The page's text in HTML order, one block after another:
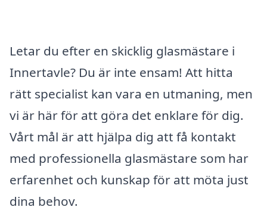
Letar du efter en skicklig glasmästare i
Innertavle? Du är inte ensam! Att hitta
rätt specialist kan vara en utmaning, men
vi är här för att göra det enklare för dig.
Vårt mål är att hjälpa dig att få kontakt
med professionella glasmästare som har
erfarenhet och kunskap för att möta just
dina behov.